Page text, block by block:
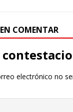
COMENTAR
electrónico no